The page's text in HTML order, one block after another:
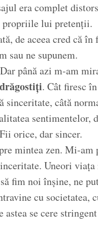
era complet
propriile lui pretenții.
de aceea cred că
sau ne supunem.
până azi m-am
. Cât firesc
sinceritate, câtă
sentimentelor,
orice, dar sincer.
mintea zen. Mi-am
Uneori viața
fim noi înșine, ne
cu societatea,
se cere